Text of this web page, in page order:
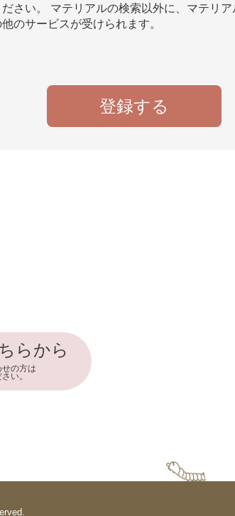
さい。 マテリアルの検索以外に、マテリ
のサービスが受けられます。
登録する
らから
の方は
い。